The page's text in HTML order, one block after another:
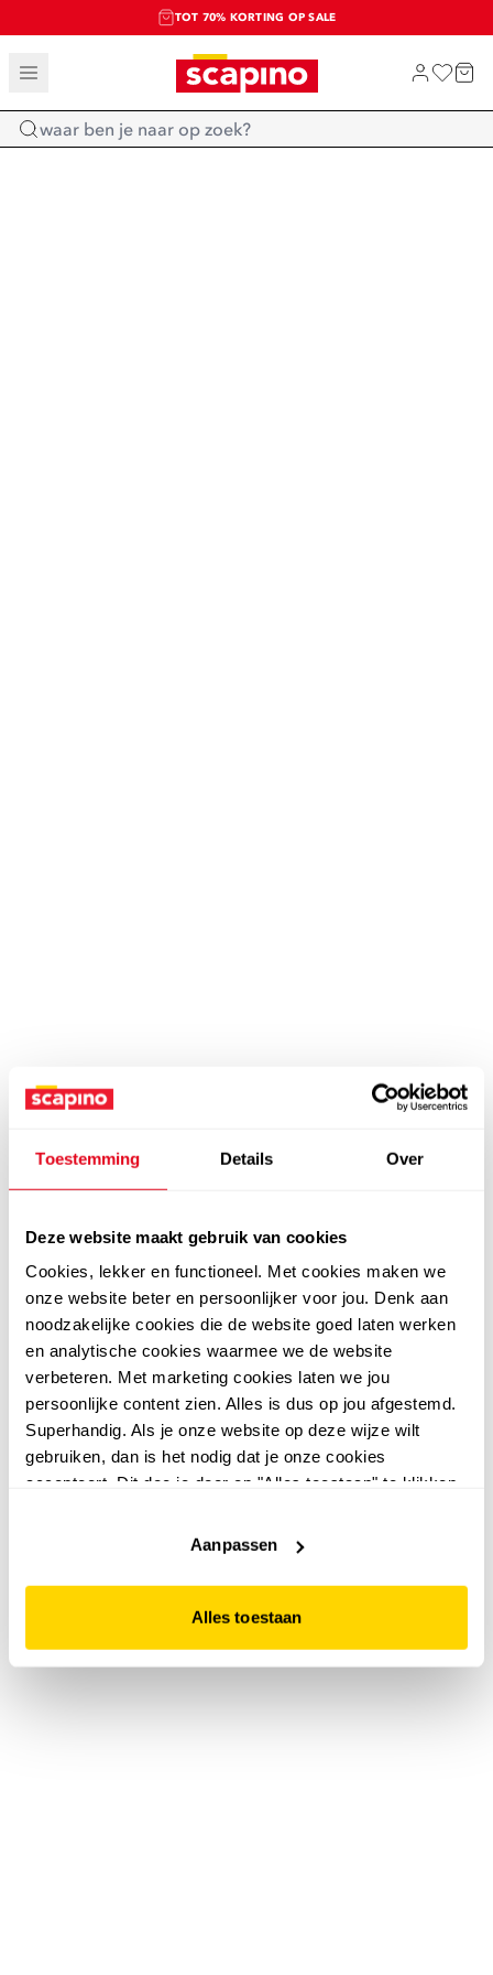
Toestemming Details Over
Deze website maakt gebruik van cookies
Cookies, lekker en functioneel. Met cookies maken we
onze website beter en persoonlijker voor jou. Denk aan
noodzakelijke cookies die de website goed laten werken
en analytische cookies waarmee we de website
verbeteren. Met marketing cookies laten we jou
persoonlijke content zien. Alles is dus op jou afgestemd.
Superhandig. Als je onze website op deze wijze wilt
gebruiken, dan is het nodig dat je onze cookies
accepteert. Dit doe je door op "Alles toestaan" te klikken.
website niet optimaal functioneert.
Aanpassen
Alles toestaan
TOT 70% KORTING OP SALE
SALE: LAATSTE KANS!
SHOP NIEUW
Home